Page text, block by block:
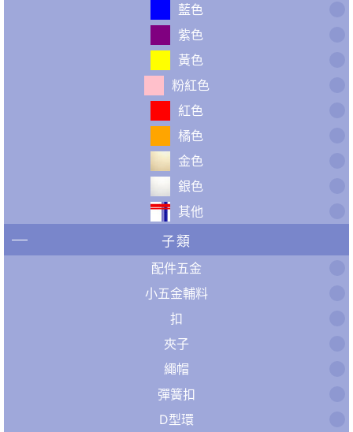
藍色
紫色
黃色
粉紅色
紅色
橘色
金色
銀色
其他
子類
配件五金
小五金輔料
扣
夾子
繩帽
彈簧扣
D型環